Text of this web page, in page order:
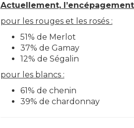
Actuellement,
pour les rouges et les rosés :
51% de Merlot
37% de Gamay
12% de Ségalin
pour les blancs :
61% de chenin
39% de chardonnay